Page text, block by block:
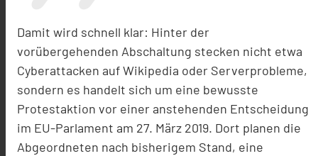
Damit wird schnell klar: Hinter der
vorübergehenden Abschaltung stecken nicht etwa
Cyberattacken auf Wikipedia oder Serverprobleme,
sondern es handelt sich um eine bewusste
Protestaktion vor einer anstehenden Entscheidung
im EU-Parlament am 27. März 2019. Dort planen die
Abgeordneten nach bisherigem Stand, eine